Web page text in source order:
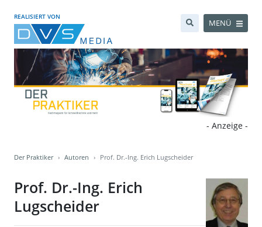
REALISIERT VON
MENÜ
- Anzeige -
Der Praktiker Autoren Prof. Dr.-Ing. Erich Lugscheider
Prof. Dr.-Ing. Erich
Lugscheider